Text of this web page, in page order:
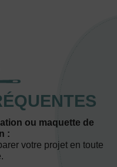
ou maquette de
:
votre projet en toute